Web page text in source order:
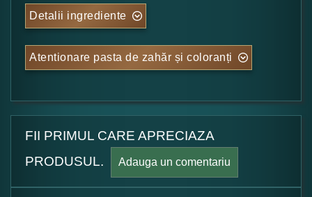
Detalii ingrediente
Atentionare pasta de zahăr și coloranți
FII PRIMUL CARE APRECIAZA
PRODUSUL.
Adauga un comentariu